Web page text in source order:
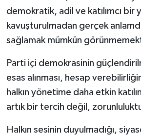
demokratik, adil ve katılımcı bir
kavuşturulmadan gerçek
sağlamak mümkün
Parti içi demokrasinin
esas alınması, hesap
halkın yönetime daha etkin
artık bir tercih değil,
Halkın sesinin duyulmadığı,